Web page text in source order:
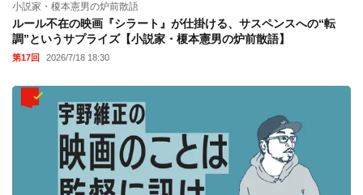
小説家・榎本憲男の炉前散語
ルール不在の映画『シラート』が仕掛ける、サスペンスへの“転
調”というサプライズ【小説家・榎本憲男の炉前散語】
第17回 2026/7/18 18:30